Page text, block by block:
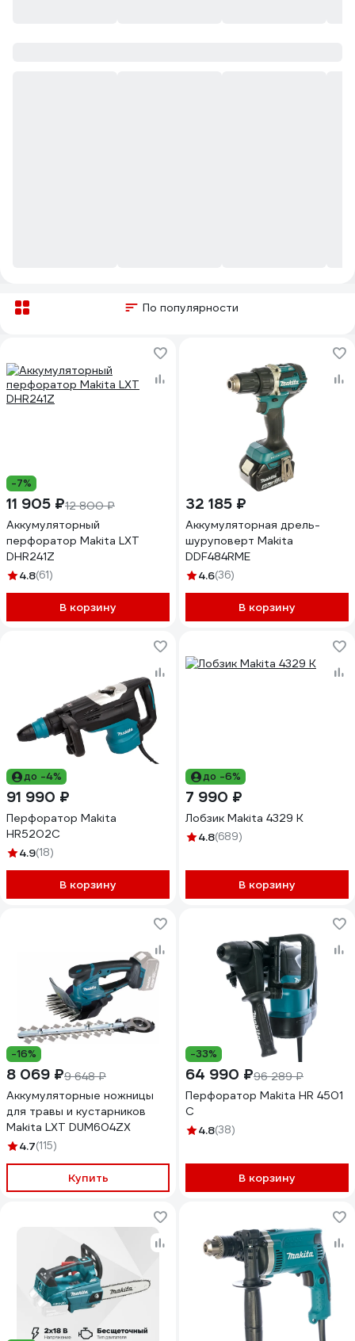
По популярности
-7%
11 905 ₽12 800 ₽
Аккумуляторный
перфоратор Makita LXT
DHR241Z
4.8(61)
В корзину
32 185 ₽
Аккумуляторная дрель-
шуруповерт Makita
DDF484RME
4.6(36)
В корзину
до -4%
91 990 ₽
Перфоратор Makita
HR5202C
4.9(18)
В корзину
до -6%
7 990 ₽
Лобзик Makita 4329 K
4.8(689)
В корзину
-16%
8 069 ₽9 648 ₽
Аккумуляторные ножницы
для травы и кустарников
Makita LXT DUM604ZX
4.7(115)
Купить
-33%
64 990 ₽96 289 ₽
Перфоратор Makita HR 4501
C
4.8(38)
В корзину